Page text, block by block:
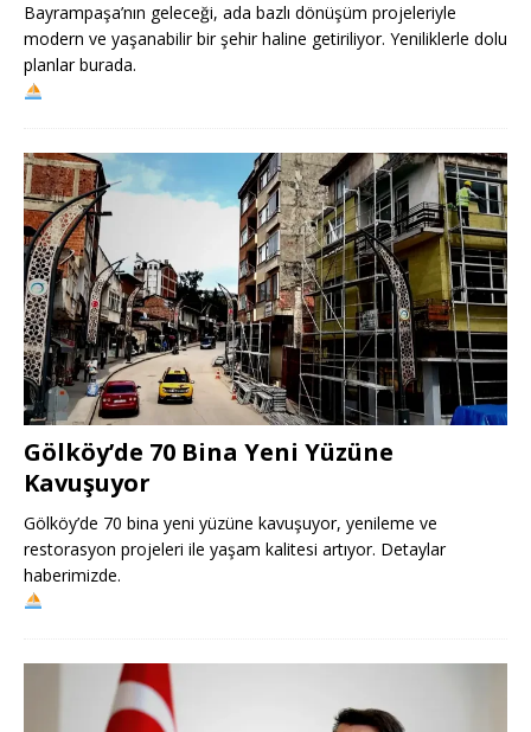
Bayrampaşa’nın geleceği, ada bazlı dönüşüm projeleriyle
modern ve yaşanabilir bir şehir haline getiriliyor. Yeniliklerle dolu
planlar burada.
Gölköy’de 70 Bina Yeni Yüzüne
Kavuşuyor
Gölköy’de 70 bina yeni yüzüne kavuşuyor, yenileme ve
restorasyon projeleri ile yaşam kalitesi artıyor. Detaylar
haberimizde.